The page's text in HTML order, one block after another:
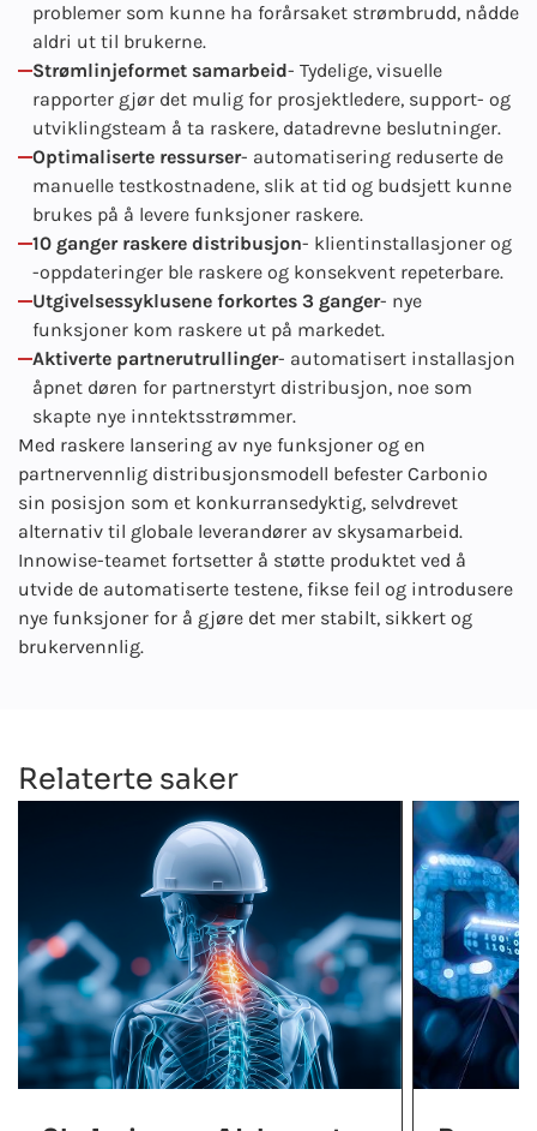
problemer som kunne ha forårsaket strømbrudd, nådde
aldri ut til brukerne.
Strømlinjeformet samarbeid- Tydelige, visuelle
rapporter gjør det mulig for prosjektledere, support- og
utviklingsteam å ta raskere, datadrevne beslutninger.
Optimaliserte ressurser- automatisering reduserte de
manuelle testkostnadene, slik at tid og budsjett kunne
brukes på å levere funksjoner raskere.
10 ganger raskere distribusjon- klientinstallasjoner og
-oppdateringer ble raskere og konsekvent repeterbare.
Utgivelsessyklusene forkortes 3 ganger- nye
funksjoner kom raskere ut på markedet.
Aktiverte partnerutrullinger- automatisert installasjon
åpnet døren for partnerstyrt distribusjon, noe som
skapte nye inntektsstrømmer.
Med raskere lansering av nye funksjoner og en
partnervennlig distribusjonsmodell befester Carbonio
sin posisjon som et konkurransedyktig, selvdrevet
alternativ til globale leverandører av skysamarbeid.
Innowise-teamet fortsetter å støtte produktet ved å
utvide de automatiserte testene, fikse feil og introdusere
nye funksjoner for å gjøre det mer stabilt, sikkert og
brukervennlig.
Relaterte saker